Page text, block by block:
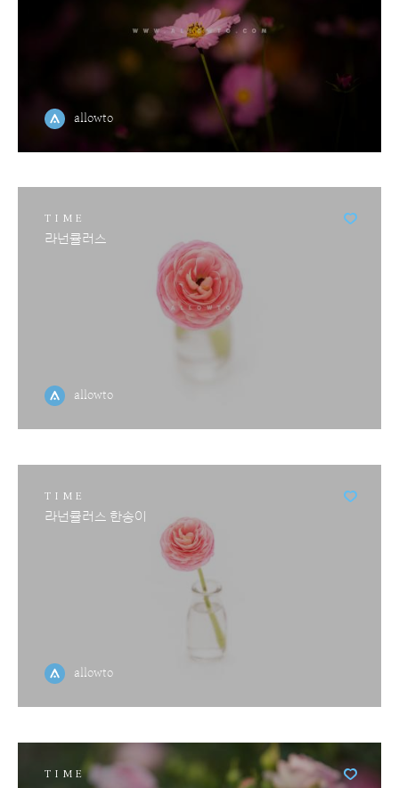
allowto
TIME
라넌큘러스
allowto
TIME
라넌큘러스 한송이
allowto
TIME